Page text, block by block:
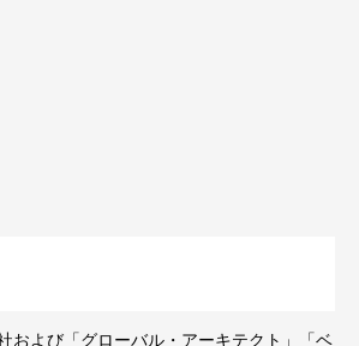
および「グローバル・アーキテクト」「ベ